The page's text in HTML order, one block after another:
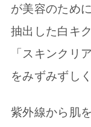
が美容のため
抽出した白キ
「スキンクリ
をみずみずし
紫外線から肌